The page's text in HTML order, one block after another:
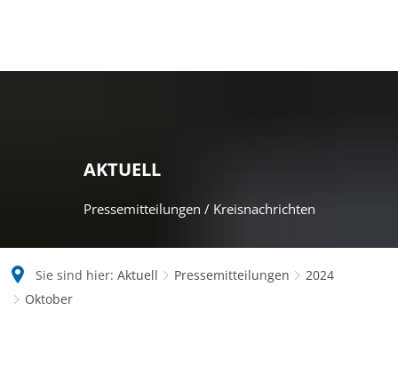
AKTUELL
Pressemitteilungen / Kreisnachrichten
Sie sind hier: Aktuell Pressemitteilungen
2024
Oktober